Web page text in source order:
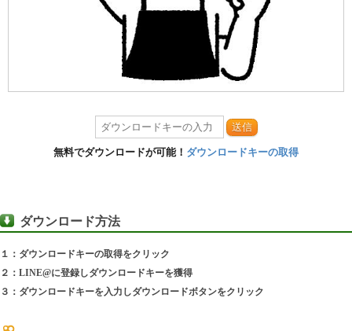
送信
無料でダウンロードが可能！ ダウンロードキーの取得
ダウンロード方法
１：ダウンロードキーの取得をクリック
２：LINE@に登録しダウンロードキーを獲得
３：ダウンロードキーを入力しダウンロードボタンをクリック